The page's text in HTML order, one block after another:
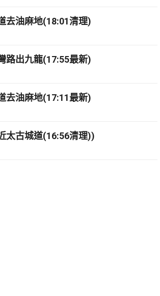
去油麻地(18:01清理)
路出九龍(17:55最新)
去油麻地(17:11最新)
太古城道(16:56清理))